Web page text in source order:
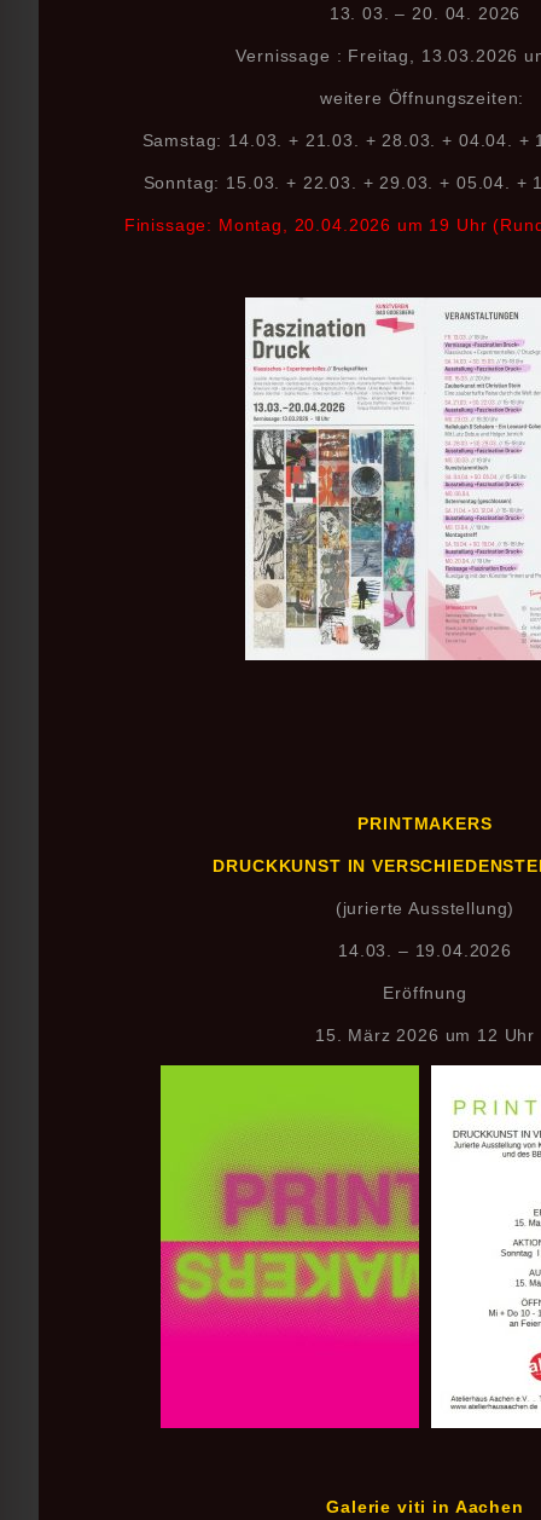
13. 03. – 20. 04. 2026
Vernissage : Freitag, 13.03.2026
weitere Öffnungszeiten:
Samstag: 14.03. + 21.03. + 28.03. + 04.04. +
Sonntag: 15.03. + 22.03. + 29.03. + 05.04. +
Finissage: Montag, 20.04.2026 um 19 Uhr
PRINTMAKERS
DRUCKKUNST IN
(jurierte Ausstellung)
14.03. – 19.04.2026
Eröffnung
15. März 2026 um 12 Uhr
Galerie viti in Aachen